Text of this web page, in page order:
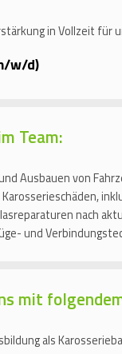
in Vollzeit für
w/d)
Team:
Ausbauen von
nach
und
mit
als